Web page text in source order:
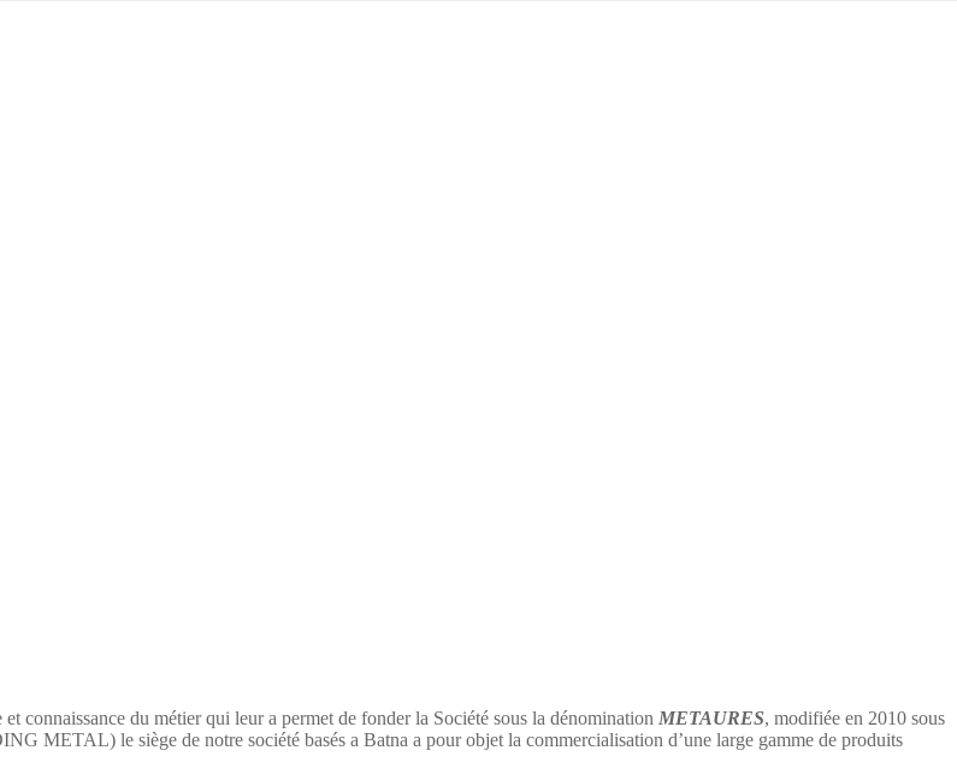
connaissance du métier qui leur a permet de fonder la Société sous la dénomination METAURES, modifiée en 2010 sous
METAL) le siège de notre société basés a Batna a pour objet la commercialisation d’une large gamme de produits